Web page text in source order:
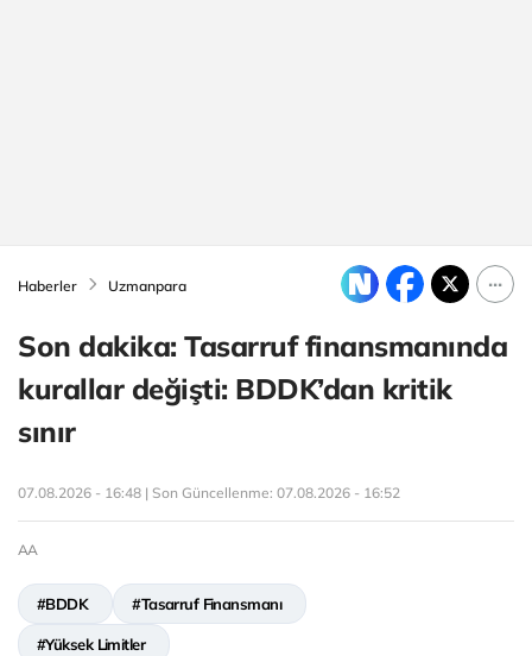
Haberler Uzmanpara
Son dakika: Tasarruf finansmanında
kurallar değişti: BDDK’dan kritik
sınır
07.08.2026 - 16:48 | Son Güncellenme: 07.08.2026 - 16:52
AA
#BDDK #Tasarruf Finansmanı
#Yüksek Limitler